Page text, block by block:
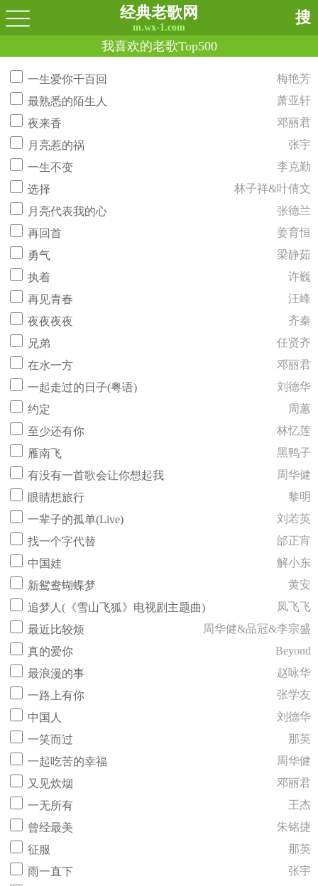
经典老歌网
m.wx-1.com
搜
我喜欢的老歌Top500
一生爱你千百回
梅艳芳
最熟悉的陌生人
萧亚轩
夜来香
邓丽君
月亮惹的祸
张宇
一生不变
李克勤
选择
林子祥&叶倩文
月亮代表我的心
张德兰
再回首
姜育恒
勇气
梁静茹
执着
许巍
再见青春
汪峰
夜夜夜夜
齐秦
兄弟
任贤齐
在水一方
邓丽君
一起走过的日子(粤语)
刘德华
约定
周蕙
至少还有你
林忆莲
雁南飞
黑鸭子
有没有一首歌会让你想起我
周华健
眼睛想旅行
黎明
一辈子的孤单(Live)
刘若英
找一个字代替
邰正宵
中国娃
解小东
新鸳鸯蝴蝶梦
黄安
追梦人(《雪山飞狐》电视剧主题曲)
凤飞飞
最近比较烦
周华健&品冠&李宗盛
真的爱你
Beyond
最浪漫的事
赵咏华
一路上有你
张学友
中国人
刘德华
一笑而过
那英
一起吃苦的幸福
周华健
又见炊烟
邓丽君
一无所有
王杰
曾经最美
朱铭捷
征服
那英
雨一直下
张宇